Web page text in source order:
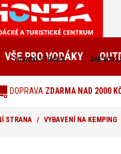
HLAVNÍ STRANA JAK
VŠE PRO VODÁKY
DOPRAVA ZDARMA NAD 2000
STRANA VYBAVENÍ NA KEMPING